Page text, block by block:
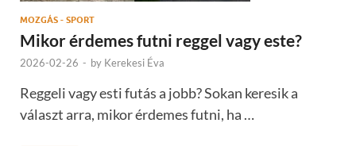
MOZGÁS - SPORT
Mikor érdemes futni reggel vagy este?
2026-02-26 - by Kerekesi Éva
Reggeli vagy esti futás a jobb? Sokan keresik a
választ arra, mikor érdemes futni, ha …